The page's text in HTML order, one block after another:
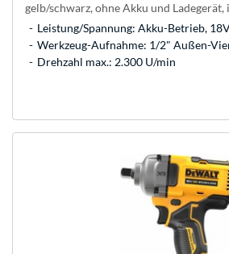
gelb/schwarz, ohne Akku und Ladegerät,
Leistung/Spannung: Akku-Betrieb,
Werkzeug-Aufnahme: 1/2" Außen-
Drehzahl max.: 2.300 U/min